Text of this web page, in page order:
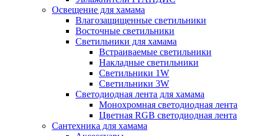
Освещение для хамама
Влагозащищенные светильники
Восточные светильники
Светильники для хамама
Встраиваемые светильники
Накладные светильники
Светильники 1W
Светильники 3W
Светодиодная лента для хамама
Монохромная светодиодная лента
Цветная RGB светодиодная лента
Сантехника для хамама